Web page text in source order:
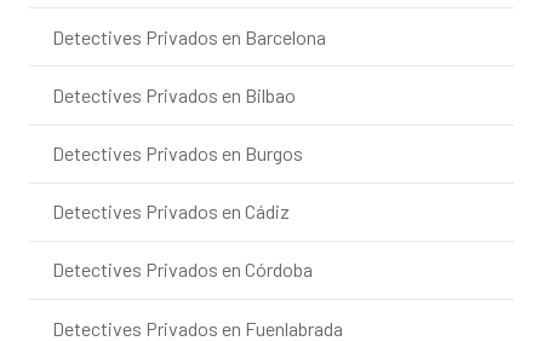
Detectives Privados en Barcelona
Detectives Privados en Bilbao
Detectives Privados en Burgos
Detectives Privados en Cádiz
Detectives Privados en Córdoba
Detectives Privados en Fuenlabrada